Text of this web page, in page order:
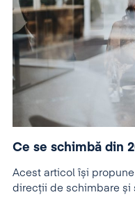
Ce se schimbă din
Acest articol își
direcții de schimbare și